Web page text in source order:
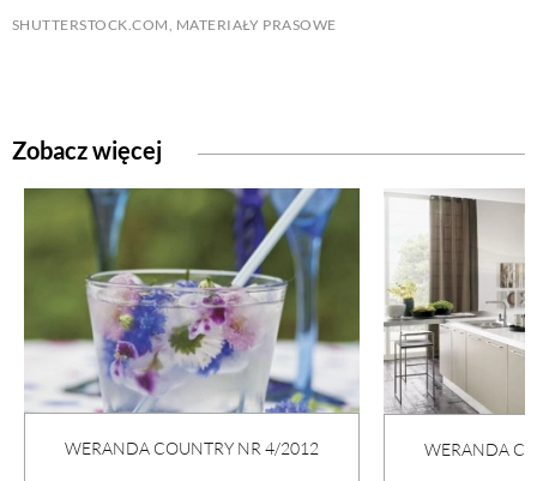
SHUTTERSTOCK.COM, MATERIAŁY PRASOWE
Zobacz więcej
WERANDA COUNTRY NR 4/2012 WERANDA